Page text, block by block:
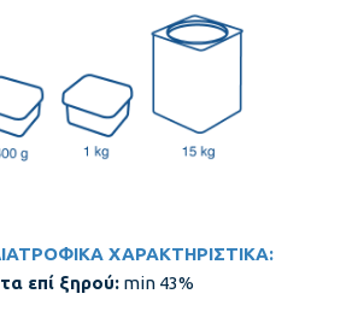
ΧΑΡΑΚΤΗΡΙΣΤΙΚΑ:
επί ξηρού: min 43%